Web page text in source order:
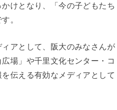
けとなり、「今の子どもたち
。
アとして、阪大のみなさんが
場」や千里文化センター・コ
伝える有効なメディアとして